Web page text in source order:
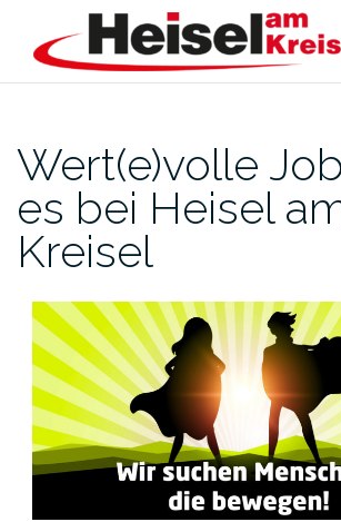
springen
Wert(e)volle
es bei Heisel
Kreisel